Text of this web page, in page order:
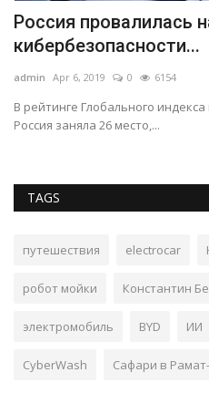
Россия провалилась
кибербезопасности...
admin Apr 6, 2019 0 6154
В рейтинге Глобального
Россия заняла 26 место,...
TAGS
путешествия electrocar
робот мойки Константин
электромобиль BYD ИИ
CyberWash Сафари в